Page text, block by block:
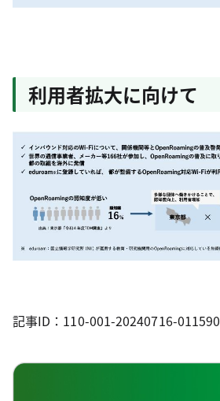
利用者拡大に向けて
記事ID：110-001-20240716-011590